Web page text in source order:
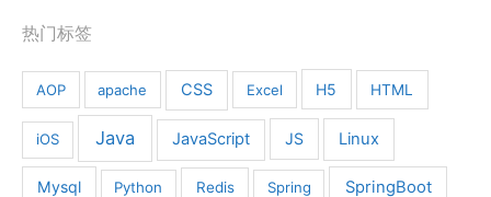
热门标签
AOP apache CSS Excel H5 HTML
iOS Java JavaScript JS Linux
Mysql Python Redis Spring SpringBoot